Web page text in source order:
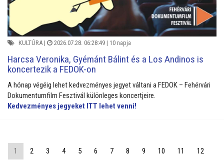
KULTÚRA | 2026.07.28. 06:28:49 | 10 napja
Harcsa Veronika, Gyémánt Bálint és a Los Andinos is
koncertezik a FEDOK-on
A hónap végéig lehet kedvezményes jegyet váltani a FEDOK – Fehérvári
Dokumentumfilm Fesztivál különleges koncertjeire.
Kedvezményes jegyeket ITT lehet venni!
1 2 3 4 5 6 7 8 9 10 11
12